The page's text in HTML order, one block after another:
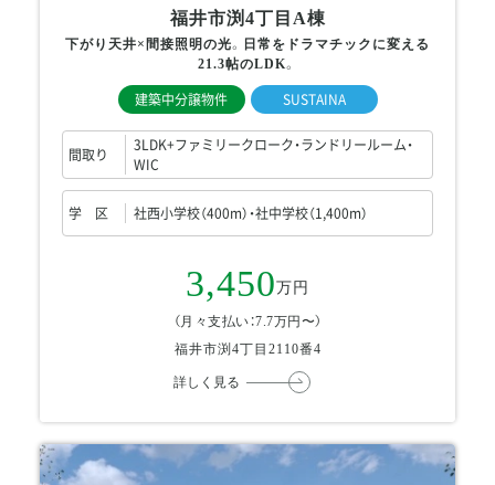
福井市渕4丁目A棟
下がり天井×間接照明の光。日常をドラマチックに変える
21.3帖のLDK。
建築中分譲物件 SUSTAINA
間取り
3LDK+ファミリークローク・ランドリールーム・
WIC
学 区 社西小学校（400m）・社中学校（1,400m）
3,450万円
（月々支払い：7.7万円〜）
福井市渕4丁目2110番4
詳しく見る